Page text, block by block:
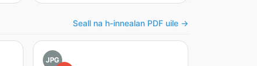
Seall na h-innealan PDF uile →
JPG